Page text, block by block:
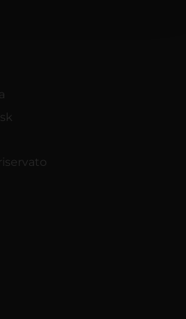
i quali potrebbero combinarle
hai fornito loro o che hanno